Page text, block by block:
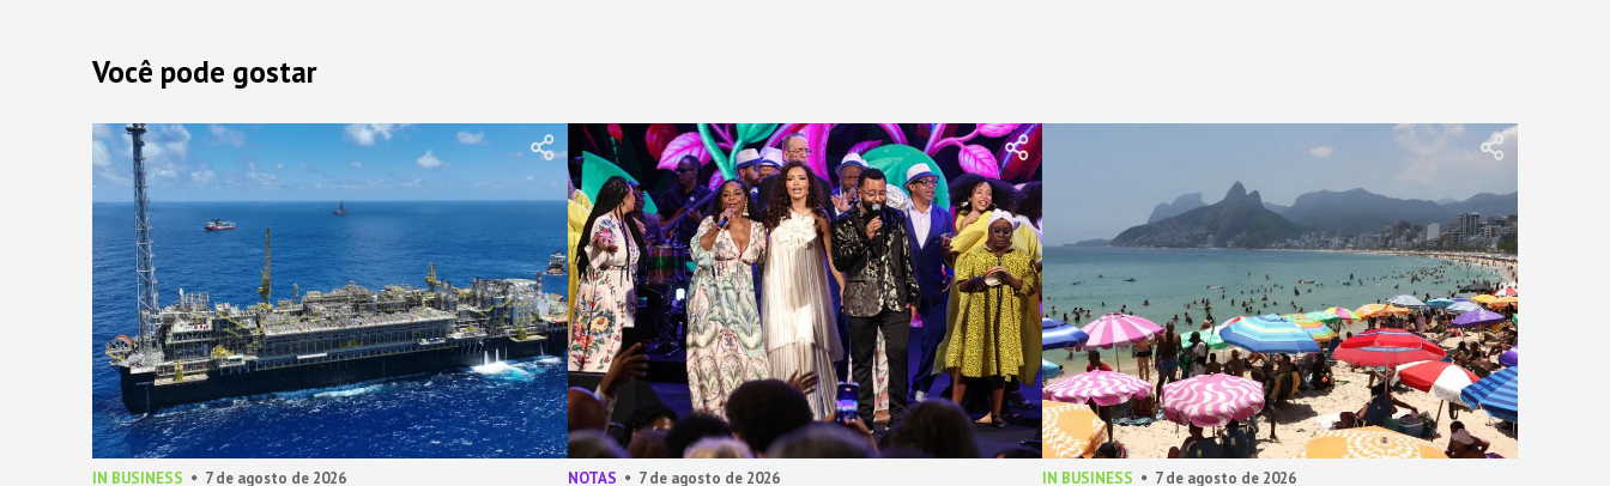
Você pode gostar
IN BUSINESS 7 de agosto de 2026 NOTAS 7 de agosto de 2026 IN BUSINESS 7 de agosto de 2026